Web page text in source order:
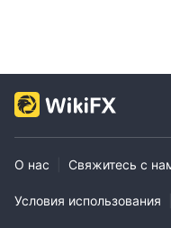
О нас Свяжитесь с
Условия использования